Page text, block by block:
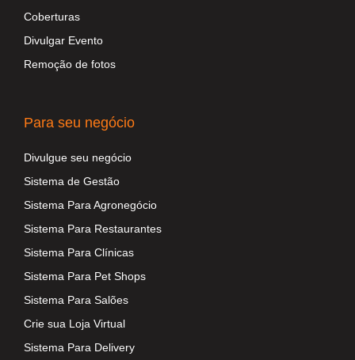
Coberturas
Divulgar Evento
Remoção de fotos
Para seu negócio
Divulgue seu negócio
Sistema de Gestão
Sistema Para Agronegócio
Sistema Para Restaurantes
Sistema Para Clínicas
Sistema Para Pet Shops
Sistema Para Salões
Crie sua Loja Virtual
Sistema Para Delivery